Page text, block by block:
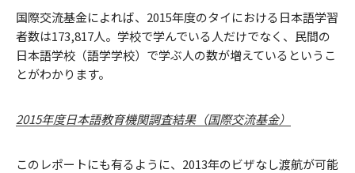
国際交流基金によれば、2015年度のタイにおける日本語学習
者数は173,817人。学校で学んでいる人だけでなく、民間の
日本語学校（語学学校）で学ぶ人の数が増えているというこ
とがわかります。
2015年度日本語教育機関調査結果（国際交流基金）
このレポートにも有るように、2013年のビザなし渡航が可能